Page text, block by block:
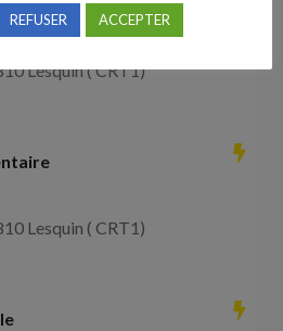
(Copie)
Lesquin ( CRT1)
Lesquin ( CRT1)
REFUSER ACCEPTER